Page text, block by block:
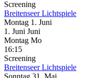
Screening
Breitenseer Lichtspiele
Montag 1. Juni
1. Juni Juni
Montag Mo
16:15
Screening
Breitenseer Lichtspiele
Sonntag 31. Mai